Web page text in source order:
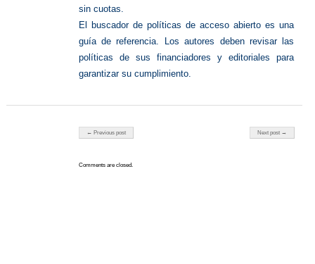
sin cuotas.
El buscador de políticas de acceso abierto es una
guía de referencia. Los autores deben revisar las
políticas de sus financiadores y editoriales para
garantizar su cumplimiento.
Post navigation
← Previous post Next post →
Comments are closed.